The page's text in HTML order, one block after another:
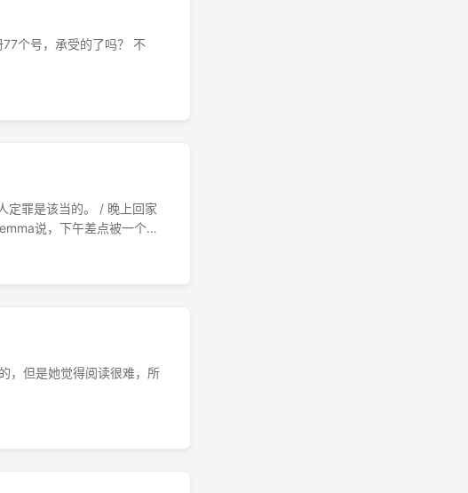
个号，承受的了吗？ 不
定罪是该当的。 / 晚上回家
说，下午差点被一个钓
，但是她觉得阅读很难，所